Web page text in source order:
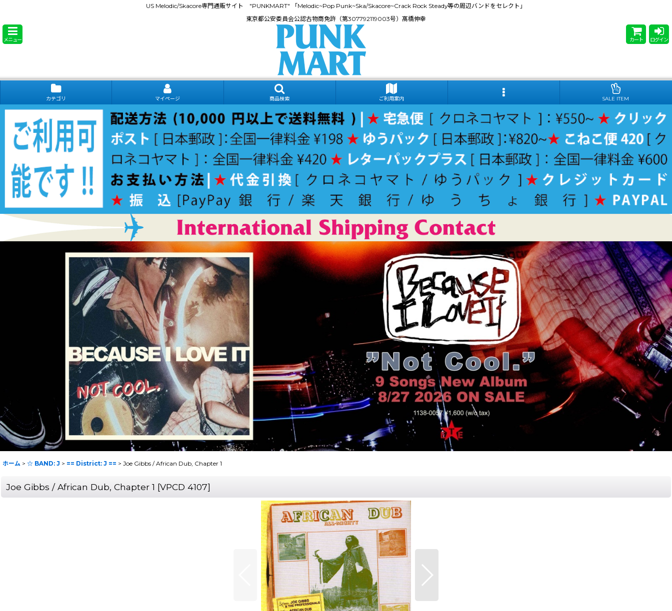
US Melodic/Skacore専門通販サイト "PUNKMART" 「Melodic~Pop Punk~Ska/Skacore~Crack Rock Steady等の周辺バンドをセレクト」
東京都公安委員会公認古物商免許（第307792119003号）髙橋伸幸
メニュー カート ログイン
カテゴリ マイページ 商品検索 ご利用案内 SALE ITEM
ホーム > ☆ BAND: J > == District: J == > Joe Gibbs / African Dub, Chapter 1
Joe Gibbs / African Dub, Chapter 1 [VPCD 4107]